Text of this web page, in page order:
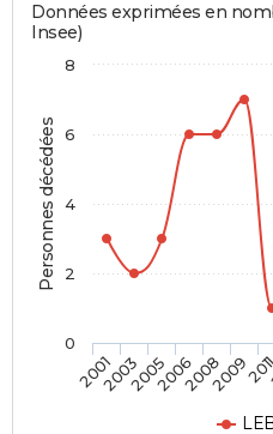
Personnes décédées
Données exprimées en
Insee)
200120032005200620082009
0
2
4
6
8